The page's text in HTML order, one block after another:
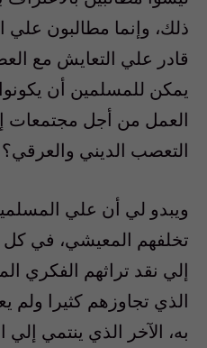
ذلك، وإنما مطالبون علي
قادر علي التعايش مع
يمكن للمسلمين أن
العمل من أجل مجتمعات
التعصب الديني والعرقي؟
ويبدو لي أن علي
تخلفهم المعيشي، في كل
إلي نقد تراثهم الفكري
الذي تجاوزهم كثيرا ولم
به، الآخر الذي ينتمي